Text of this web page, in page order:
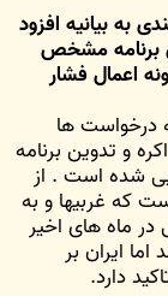
به بیانیه افزود
برنامه مشخص
اعمال فشار
درخواست ها
و تدوین برنامه
شده است . از
که غربیها و به
در ماه های اخیر
اما ایران بر
دارد.